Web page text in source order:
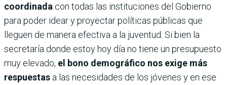
coordinada con todas las instituciones del Gobierno
para poder idear y proyectar políticas públicas que
lleguen de manera efectiva a la juventud. Si bien la
secretaría donde estoy hoy día no tiene un presupuesto
muy elevado, el bono demográfico nos exige más
respuestas a las necesidades de los jóvenes y en ese